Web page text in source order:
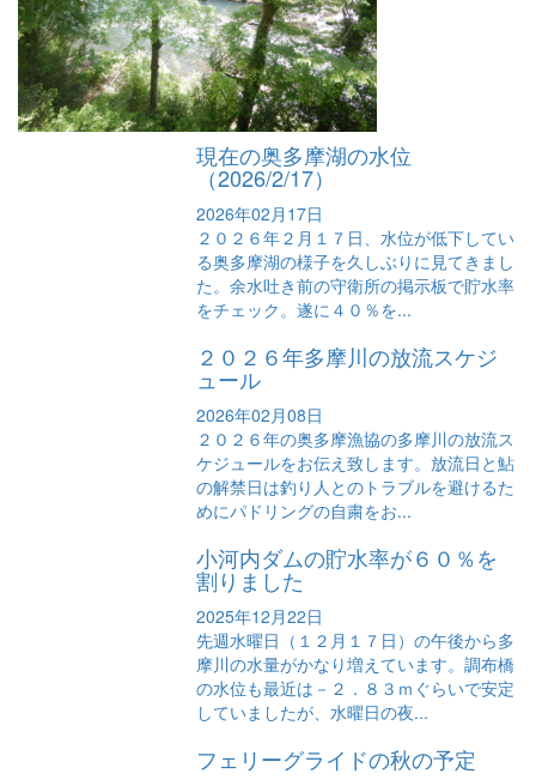
現在の奥多摩湖の水位
（2026/2/17）
2026年02月17日
２０２６年２月１７日、水位が低下してい
る奥多摩湖の様子を久しぶりに見てきまし
た。余水吐き前の守衛所の掲示板で貯水率
をチェック。遂に４０％を...
２０２６年多摩川の放流スケジ
ュール
2026年02月08日
２０２６年の奥多摩漁協の多摩川の放流ス
ケジュールをお伝え致します。放流日と鮎
の解禁日は釣り人とのトラブルを避けるた
めにパドリングの自粛をお...
小河内ダムの貯水率が６０％を
割りました
2025年12月22日
先週水曜日（１２月１７日）の午後から多
摩川の水量がかなり増えています。調布橋
の水位も最近は－２．８３ｍぐらいで安定
していましたが、水曜日の夜...
フェリーグライドの秋の予定